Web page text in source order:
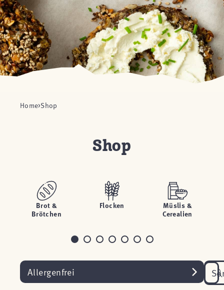
Home Shop
Shop
Brot &
Brötchen
Flocken
Müslis &
Cerealien
Allergenfrei